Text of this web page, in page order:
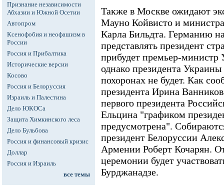
Признание независимости
Абхазии и Южной Осетии
Автопром
Ксенофобия и неофашизм в
России
Россия и Прибалтика
Исторические версии
Косово
Россия и Белоруссия
Израиль и Палестина
Дело ЮКОСа
Защита Химкинского леса
Дело Бульбова
Россия и финансовый кризис
Доллар
Россия и Израиль
все темы
Также в Москве ожидают
Мауно Койвисто и
Карла Бильдта. Германию
представлять президент
прибудет премьер-
однако президента
похоронах не будет. Как
президента Ирина
первого президента
Ельцина "графиком
предусмотрена".
президент Белоруссии
Армении Роберт Кочарян.
церемонии будет
Бурджанадзе.